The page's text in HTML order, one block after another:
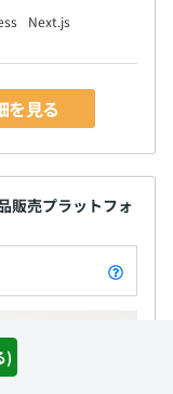
)
Next.js
を見る
販売プラットフォ